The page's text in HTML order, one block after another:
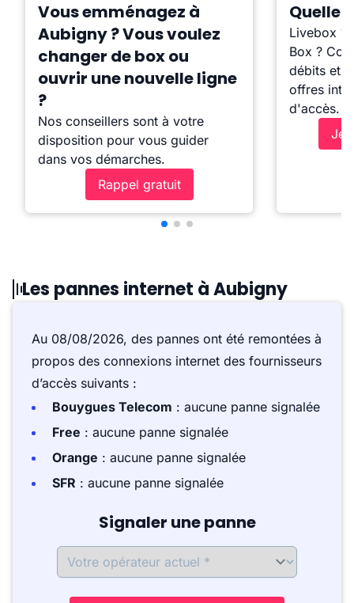
Vous emménagez à
Aubigny ? Vous voulez
changer de box ou
ouvrir une nouvelle ligne
?
Nos conseillers sont à votre
disposition pour vous guider
dans vos démarches.
Rappel gratuit
Quelle
Livebox ?
Box ?
débits et
offres
d'accès.
Je
Les pannes internet à Aubigny
Au 08/08/2026, des pannes ont été remontées à
propos des connexions internet des fournisseurs
d’accès suivants :
Bouygues Telecom : aucune panne signalée
Free : aucune panne signalée
Orange : aucune panne signalée
SFR : aucune panne signalée
Signaler une panne